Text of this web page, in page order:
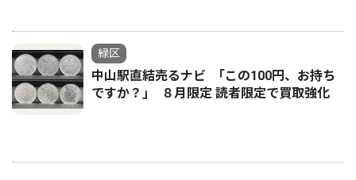
緑区
中山駅直結売るナビ ｢この100円、お持ち
ですか？｣ ８月限定 読者限定で買取強化